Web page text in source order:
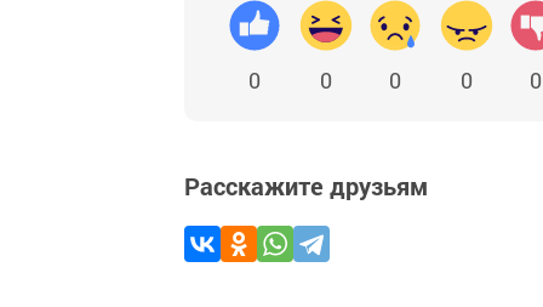
0 0 0 0 0
Расскажите друзьям